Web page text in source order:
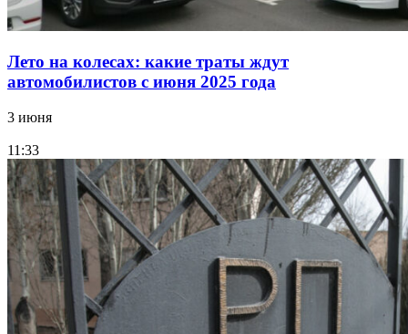
Лето на колесах: какие траты ждут
автомобилистов с июня 2025 года
3 июня
11:33